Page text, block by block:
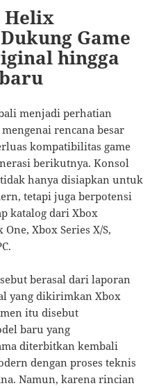
Helix
Game
hingga
menjadi perhatian
rencana besar
kompatibilitas game
berikutnya. Konsol
hanya disiapkan untuk
tetapi juga berpotensi
katalog dari Xbox
Xbox Series X/S,
berasal dari laporan
yang dikirimkan Xbox
itu disebut
baru yang
diterbitkan kembali
dengan proses teknis
Namun, karena rincian